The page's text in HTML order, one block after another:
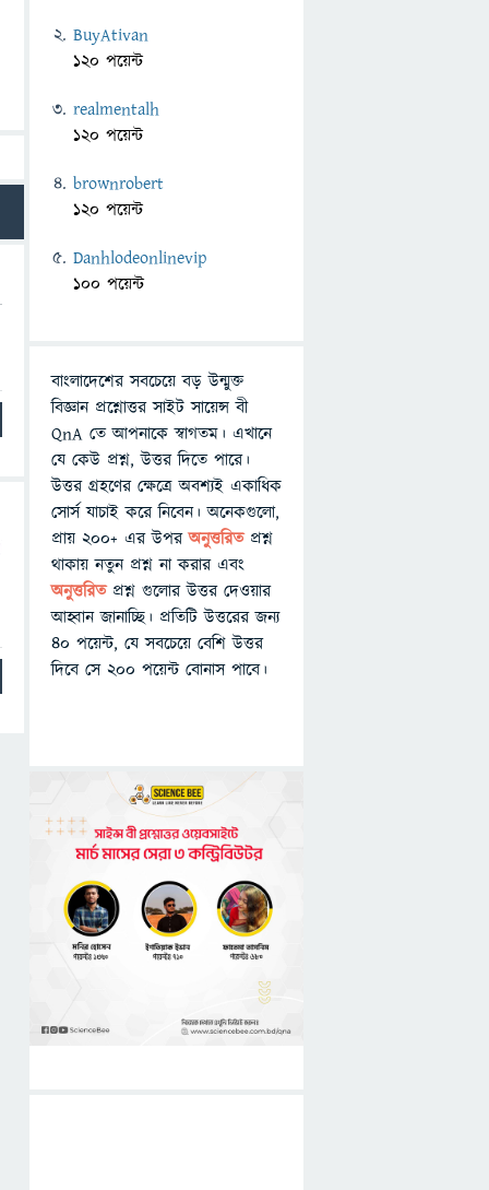
BuyAtivan
120 পয়েন্ট
realmentalh
120 পয়েন্ট
brownrobert
120 পয়েন্ট
Danhlodeonlinevip
100 পয়েন্ট
বাংলাদেশের সবচেয়ে বড় উন্মুক্ত
বিজ্ঞান প্রশ্নোত্তর সাইট সায়েন্স বী
QnA তে আপনাকে স্বাগতম। এখানে
যে কেউ প্রশ্ন, উত্তর দিতে পারে।
উত্তর গ্রহণের ক্ষেত্রে অবশ্যই একাধিক
সোর্স যাচাই করে নিবেন। অনেকগুলো,
প্রায় ২০০+ এর উপরঅনুত্তরিতপ্রশ্ন
থাকায় নতুন প্রশ্ন না করার এবং
অনুত্তরিত প্রশ্ন গুলোর উত্তর দেওয়ার
আহ্বান জানাচ্ছি। প্রতিটি উত্তরের জন্য
৪০ পয়েন্ট, যে সবচেয়ে বেশি উত্তর
দিবে সে ২০০ পয়েন্ট বোনাস পাবে।